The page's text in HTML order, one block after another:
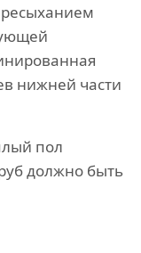
нижней части
пол
должно быть